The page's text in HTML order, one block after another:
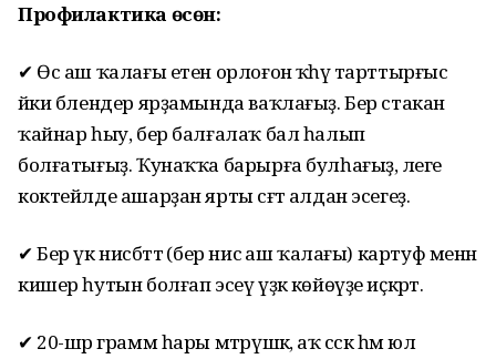
Профилактика өсөн:
✔ Өс аш ҡалағы етен орлоғон ҡәһүә тарттырғыс
йәки блендер ярҙамында ваҡлағыҙ. Бер стакан
ҡайнар һыу, бер балғалаҡ бал һалып
болғатығыҙ. Ҡунаҡҡа барырға булһағыҙ, әлеге
коктейлде ашарҙан ярты сәғәт алдан эсегеҙ.
✔ Бер үк нисбәттә (бер нисә аш ҡалағы) картуф менән
кишер һутын болғап эсеү үҙәк көйөүҙе иҫкәртә.
✔ 20-шәр грамм һары мәтрүшкә, аҡ сәскә һәм юл